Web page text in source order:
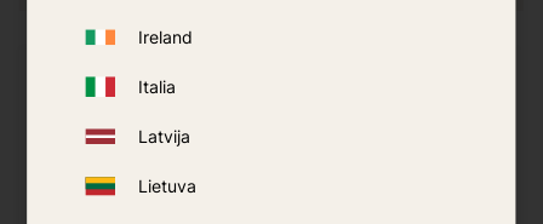
Ireland
Italia
Latvija
Lietuva